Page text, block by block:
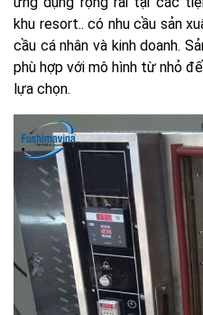
khu resort.. có nhu cầu sản
cầu cá nhân và kinh doanh.
phù hợp với mô hình từ nhỏ
lựa chọn.